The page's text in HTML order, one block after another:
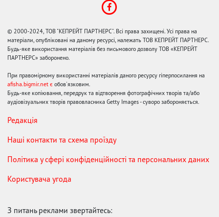
© 2000-2024, ТОВ "КЕПРЕЙТ ПАРТНЕРС". Всі права захищені. Усі права на
матеріали, опубліковані на даному ресурсі, належать ТОВ КЕПРЕЙТ ПАРТНЕРС.
Будь-яке використання матеріалів без письмового дозволу ТОВ «КЕПРЕЙТ
ПАРТНЕРС» заборонено.
При правомірному використанні матеріалів даного ресурсу гіперпосилання на
afisha.bigmir.net є обов'язковим.
Будь-яке копіювання, передрук та відтворення фотографічних творів та/або
аудіовізуальних творів правовласника Getty Images - суворо забороняється.
Редакція
Наші контакти та схема проїзду
Політика у сфері конфіденційності та персональних даних
Користувача угода
З питань реклами звертайтесь: